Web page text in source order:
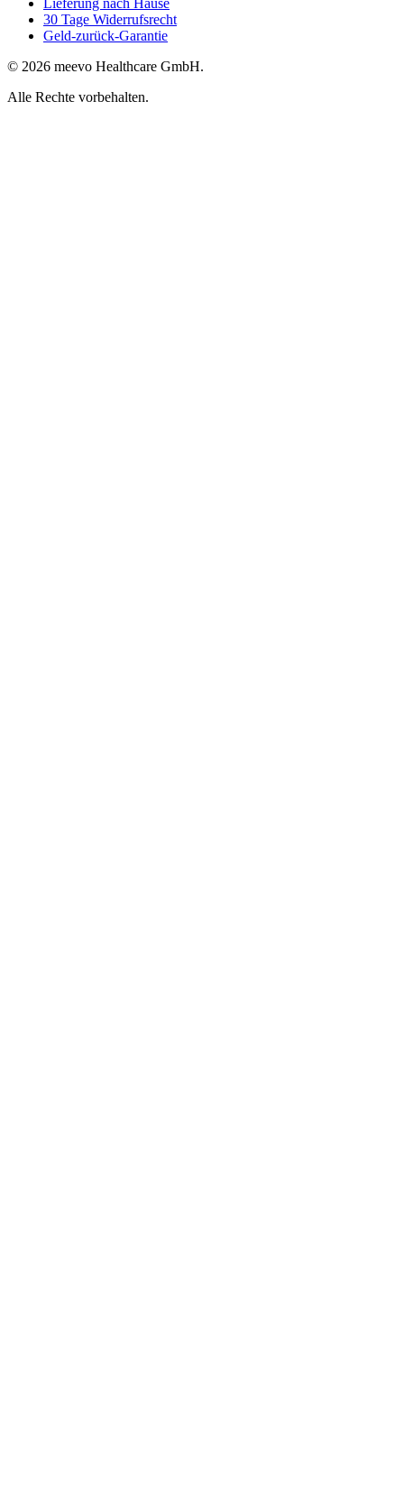
30 Tage Widerrufsrecht
Geld-zurück-Garantie
© 2026 meevo Healthcare GmbH.
Alle Rechte vorbehalten.